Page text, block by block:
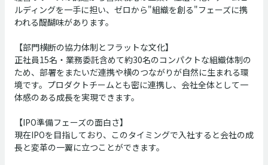
ルディングを一手に担い、ゼロから"組織を創る"フェーズに携
われる醍醐味があります。
【部門横断の協力体制とフラットな文化】
正社員15名・業務委託含めて約30名のコンパクトな組織体制の
ため、部署をまたいだ連携や横のつながりが自然に生まれる環
境です。プロダクトチームとも密に連携し、会社全体として一
体感のある成長を実現できます。
【IPO準備フェーズの面白さ】
現在IPOを目指しており、このタイミングで入社すると会社の成
長と変革の一翼に立つことができます。